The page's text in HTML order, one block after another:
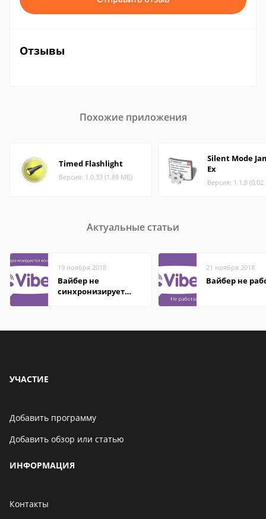
Отзывы
Похожие приложения
Timed Flashlight
Версия: 1.0.33 (1.89 МБ)
Silent Mode
Ex
Версия: 1.1.8
Актуальные статьи
19 ноября 2018
Вайбер не
синхронизирует
21 ноября 2018
Вайбер не
УЧАСТИЕ
Добавить программу
Добавить обзор или статью
ИНФОРМАЦИЯ
Контакты